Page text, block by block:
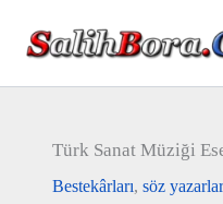
Türk Sanat Müziği
Bestekârları, söz y